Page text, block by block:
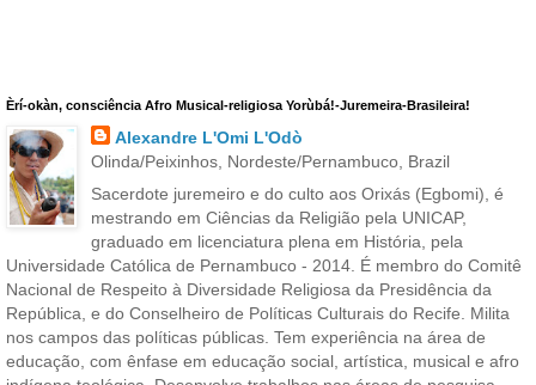
Èrí-okàn, consciência Afro Musical-religiosa Yorùbá!-Juremeira-Brasileira!
Alexandre L'Omi L'Odò
Olinda/Peixinhos, Nordeste/Pernambuco, Brazil
Sacerdote juremeiro e do culto aos Orixás (Egbomi), é
mestrando em Ciências da Religião pela UNICAP,
graduado em licenciatura plena em História, pela
Universidade Católica de Pernambuco - 2014. É membro do Comitê
Nacional de Respeito à Diversidade Religiosa da Presidência da
República, e do Conselheiro de Políticas Culturais do Recife. Milita
nos campos das políticas públicas. Tem experiência na área de
educação, com ênfase em educação social, artística, musical e afro